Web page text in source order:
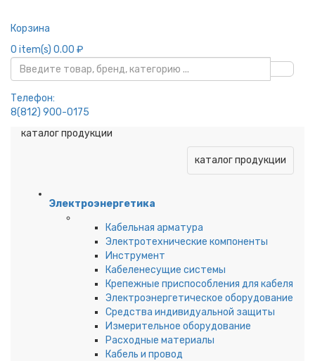
Корзина
0 item(s) 0.00 ₽
Телефон:
8(812) 900-0175
каталог продукции
каталог продукции
Электроэнергетика
Кабельная арматура
Электротехнические компоненты
Инструмент
Кабеленесущие системы
Крепежные приспособления для кабеля
Электроэнергетическое оборудование
Средства индивидуальной защиты
Измерительное оборудование
Расходные материалы
Кабель и провод